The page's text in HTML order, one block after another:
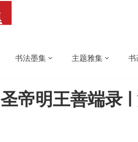
书法墨集 主题雅集 书
圣帝明王善端录